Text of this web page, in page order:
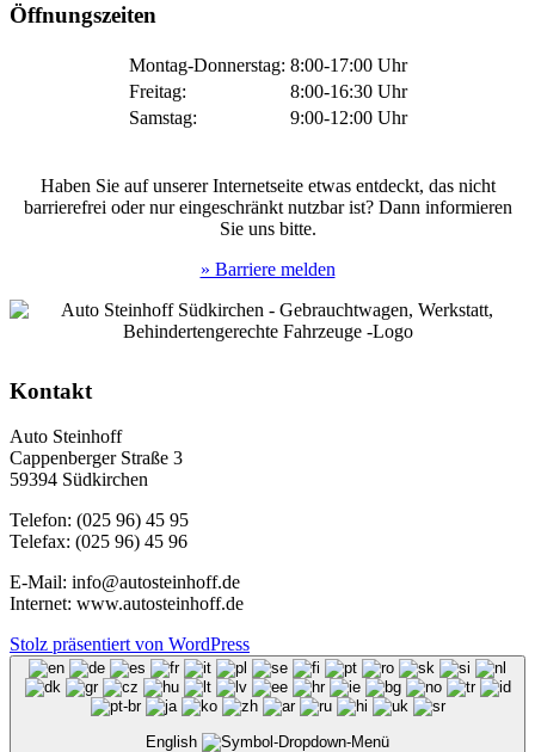
Öffnungszeiten
Montag-Donnerstag: 8:00-17:00 Uhr
Freitag:
8:00-16:30 Uhr
Samstag:
9:00-12:00 Uhr
Haben Sie auf unserer Internetseite etwas entdeckt, das nicht
barrierefrei oder nur eingeschränkt nutzbar ist? Dann informieren
Sie uns bitte.
» Barriere melden
Kontakt
Auto Steinhoff
Cappenberger Straße 3
59394 Südkirchen
Telefon: (025 96) 45 95
Telefax: (025 96) 45 96
E-Mail: info@autosteinhoff.de
Internet: www.autosteinhoff.de
Stolz präsentiert von WordPress
English